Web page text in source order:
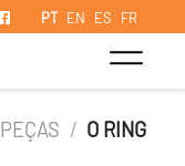
PT EN ES FR
PEÇAS / O RING